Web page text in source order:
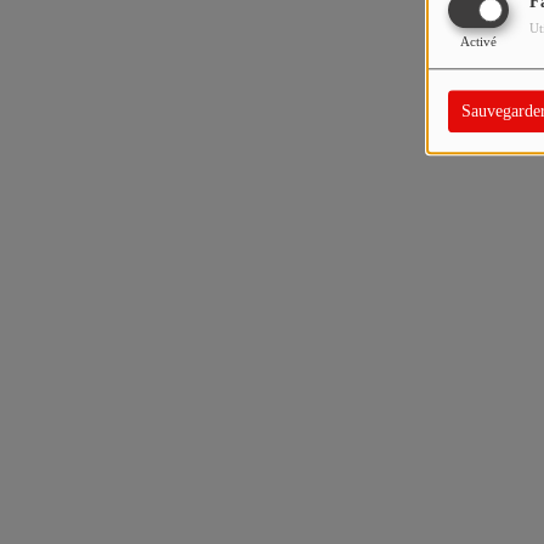
Activé